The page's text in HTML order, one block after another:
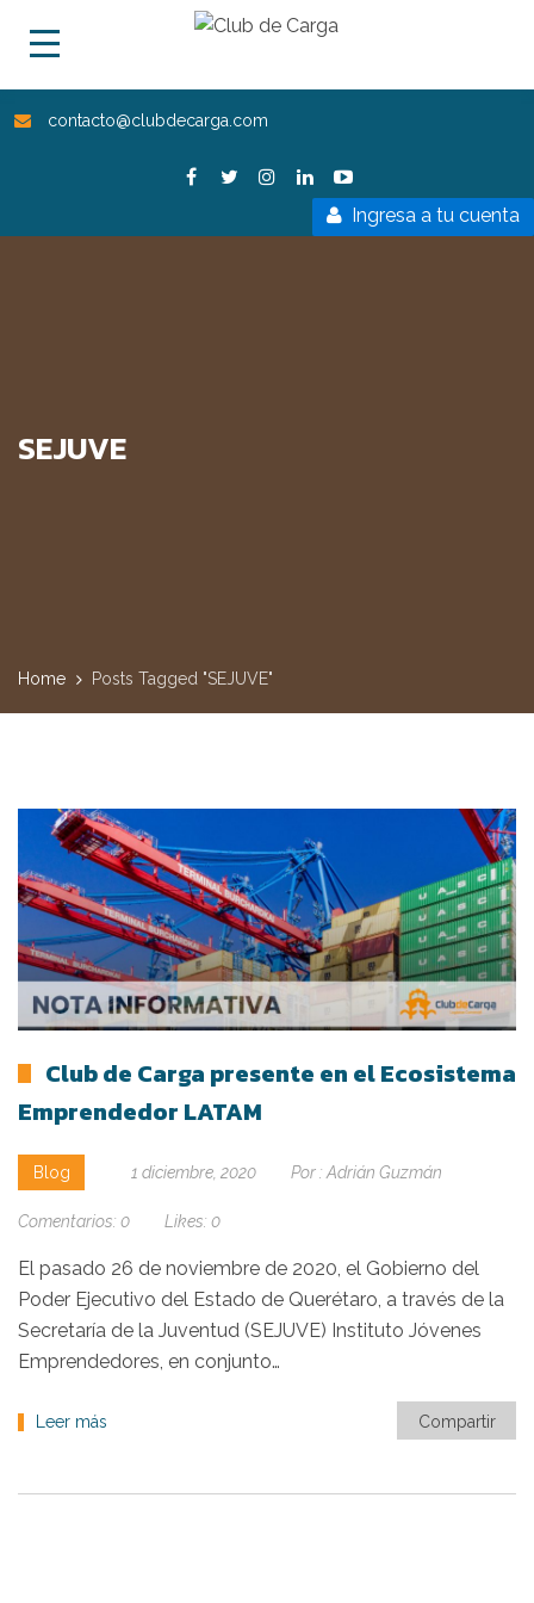
contacto@clubdecarga.com
Ingresa a tu cuenta
SEJUVE
Home Posts Tagged "SEJUVE"
Club de Carga presente en el Ecosistema
Emprendedor LATAM
Blog 1 diciembre, 2020 Por : Adrián Guzmán
Comentarios: 0 Likes: 0
El pasado 26 de noviembre de 2020, el Gobierno del
Poder Ejecutivo del Estado de Querétaro, a través de la
Secretaría de la Juventud (SEJUVE) Instituto Jóvenes
Emprendedores, en conjunto…
Leer más Compartir